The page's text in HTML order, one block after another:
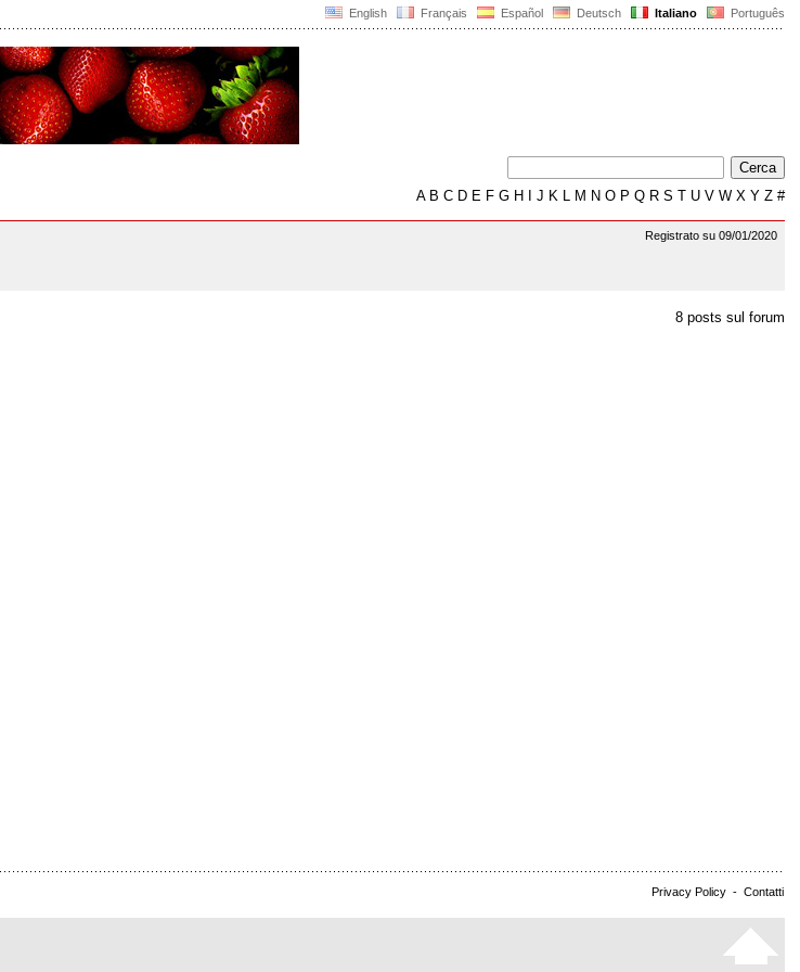
English Français Español Deutsch Italiano Português
AB C D E F G H J K L M N O P Q R S T U V W X Y Z #
Registrato su 09/01/2020
8 posts sul forum
Privacy Policy - Contatti